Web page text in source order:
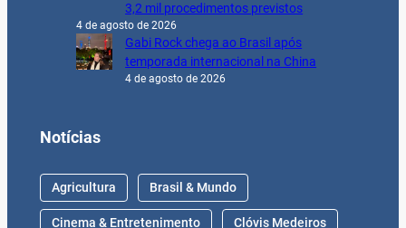
3,2 mil procedimentos previstos
4 de agosto de 2026
Gabi Rock chega ao Brasil após
temporada internacional na China
4 de agosto de 2026
Notícias
Agricultura Brasil & Mundo
Cinema & Entretenimento Clóvis Medeiros